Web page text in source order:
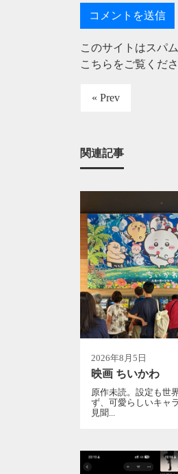
このサイトはスパ
こちらをご覧くだ
« Prev
関連記事
2026年8月5日
映画 ちいかわ
原作未読。設定も世
ず、可愛らしいキャ
見聞...